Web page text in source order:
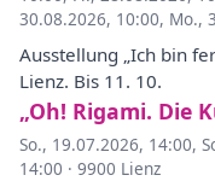
30.08.2026, 10:00, Mo.,
Ausstellung „Ich bin
Lienz. Bis 11. 10.
„Oh! Rigami. Die
So., 19.07.2026, 14:00,
14:00 · 9900 Lienz